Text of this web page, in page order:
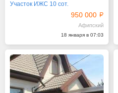
Участок ИЖС 10 сот.
950 000
Афипский
18 января в 07:03